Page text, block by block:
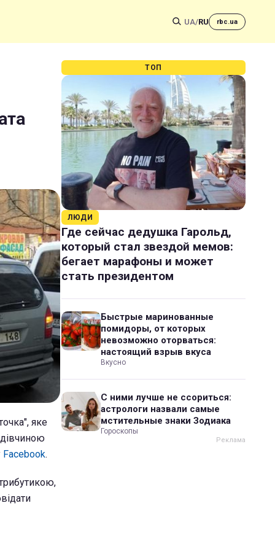
UA/RU rbc.ua
яке
дівчиною
Facebook.
ТОП
ЛЮДИ
Где сейчас дедушка Гарольд,
который стал звездой мемов:
бегает марафоны и может
стать президентом
Быстрые маринованные
помидоры, от которых
невозможно оторваться:
настоящий взрыв вкуса
Вкусно
С ними лучше не ссориться:
астрологи назвали самые
мстительные знаки Зодиака
Гороскопы